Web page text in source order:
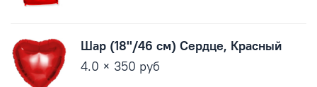
Шар (18''/46 см) Сердце, Красный
4.0 × 350 руб